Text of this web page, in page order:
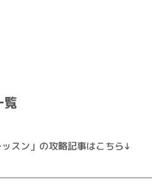
覧
スン」の攻略記事はこちら↓